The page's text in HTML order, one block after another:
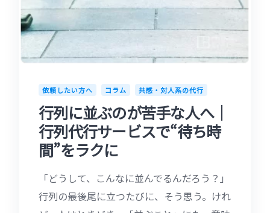
依頼したい方へ コラム 共感・対人系の代行
行列に並ぶのが苦手な人へ｜
行列代行サービスで“待ち時
間”をラクに
「どうして、こんなに並んでるんだろう？」
行列の最後尾に立つたびに、そう思う。けれ